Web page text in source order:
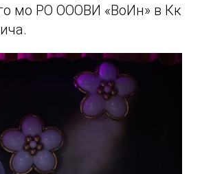
мо РО ОООВИ «ВоИн» в Кк